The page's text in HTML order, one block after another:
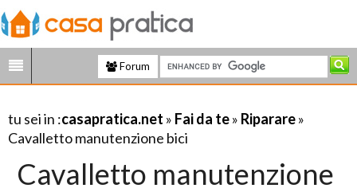
Forum
tu sei in :casapratica.net » Fai da te» Riparare»
Cavalletto manutenzione bici
Cavalletto manutenzione